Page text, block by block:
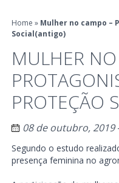
Home » Mulher no campo –
Social(antigo)
MULHER
PROTEÇÃO
08 de outubro, 2019
Segundo o estudo
presença feminina no